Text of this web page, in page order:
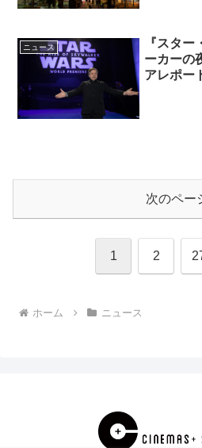
ニュース
『スタ
ーカーの
アレポー
次のペー
1 2
ホーム ニュース